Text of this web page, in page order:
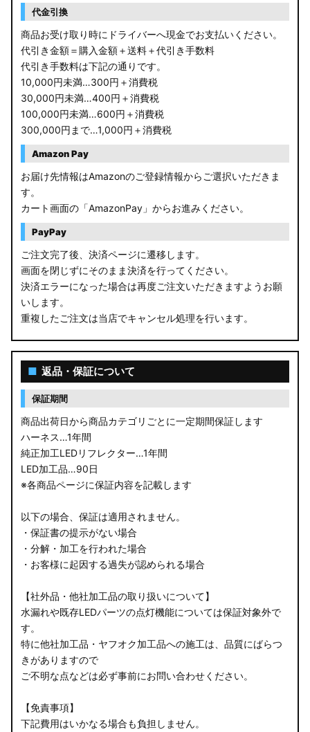
代金引換
商品お受け取り時にドライバーへ現金でお支払いください。
代引き金額＝購入金額＋送料＋代引き手数料
代引き手数料は下記の通りです。
10,000円未満…300円＋消費税
30,000円未満…400円＋消費税
100,000円未満…600円＋消費税
300,000円まで…1,000円＋消費税
Amazon Pay
お届け先情報はAmazonのご登録情報からご選択いただきま
す。
カート画面の「AmazonPay」からお進みください。
PayPay
ご注文完了後、決済ページに遷移します。
画面を閉じずにそのまま決済を行ってください。
決済エラーになった場合は再度ご注文いただきますようお願
いします。
重複したご注文は当店でキャンセル処理を行います。
■ 返品・保証について
保証期間
商品出荷日から商品カテゴリごとに一定期間保証します
ハーネス…1年間
純正加工LEDリフレクター…1年間
LED加工品…90日
※各商品ページに保証内容を記載します
以下の場合、保証は適用されません。
・保証書の提示がない場合
・分解・加工を行われた場合
・お客様に起因する過失が認められる場合
【社外品・他社加工品の取り扱いについて】
水漏れや既存LEDパーツの点灯機能については保証対象外で
す。
特に他社加工品・ヤフオク加工品への施工は、品質にばらつ
きがありますので
ご不明な点などは必ず事前にお問い合わせください。
【免責事項】
下記費用はいかなる場合も負担しません。